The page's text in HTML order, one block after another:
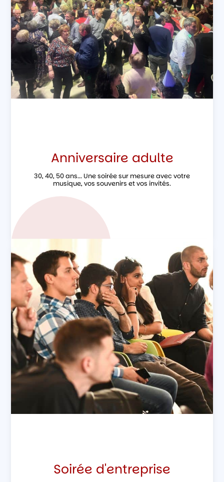
Anniversaire adulte
30, 40, 50 ans... Une soirée sur mesure avec votre
musique, vos souvenirs et vos invités.
Soirée d'entreprise